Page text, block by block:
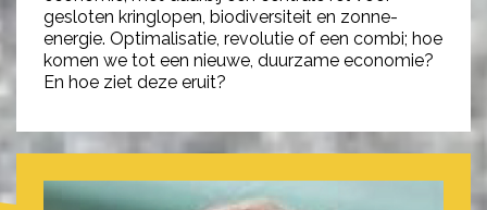
gesloten kringlopen, biodiversiteit en zonne-
energie. Optimalisatie, revolutie of een combi; hoe
komen we tot een nieuwe, duurzame economie?
En hoe ziet deze eruit?